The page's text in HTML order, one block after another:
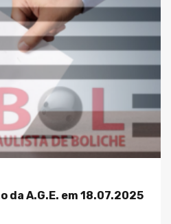
da A.G.E. em 18.07.2025